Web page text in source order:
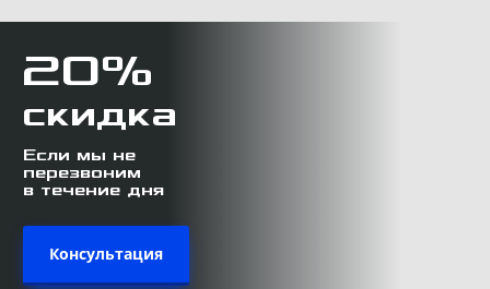
20%
скидка
Если мы не
перезвоним
в течение дня
Консультация